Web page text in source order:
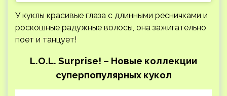
У куклы красивые глаза с длинными ресничками и
роскошные радужные волосы, она зажигательно
поет и танцует!
L.O.L. Surprise! – Новые коллекции
суперпопулярных кукол